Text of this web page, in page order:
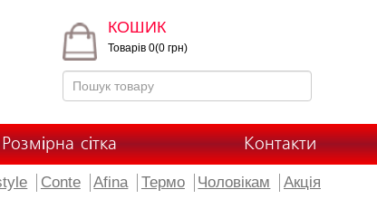
КОШИК
Товарів 0(0 грн)
Розмірна сітка Контакти
Conte Afina Термо Чоловікам Акція